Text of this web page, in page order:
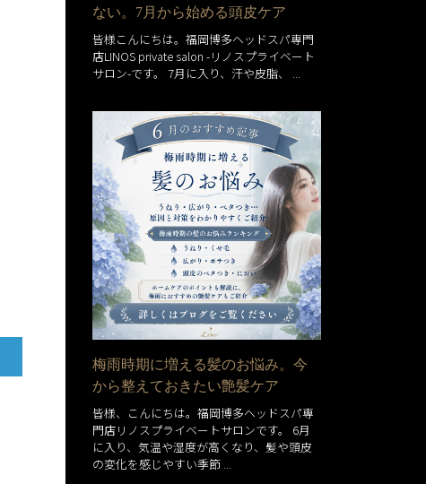
ない。7月から始める頭皮ケア
皆様こんにちは。福岡博多ヘッドスパ専門
店LINOS private salon -リノスプライベート
サロン-です。 7月に入り、汗や皮脂、 ...
梅雨時期に増える髪のお悩み。今
から整えておきたい艶髪ケア
皆様、こんにちは。福岡博多ヘッドスパ専
門店リノスプライベートサロンです。 6月
に入り、気温や湿度が高くなり、髪や頭皮
の変化を感じやすい季節 ...